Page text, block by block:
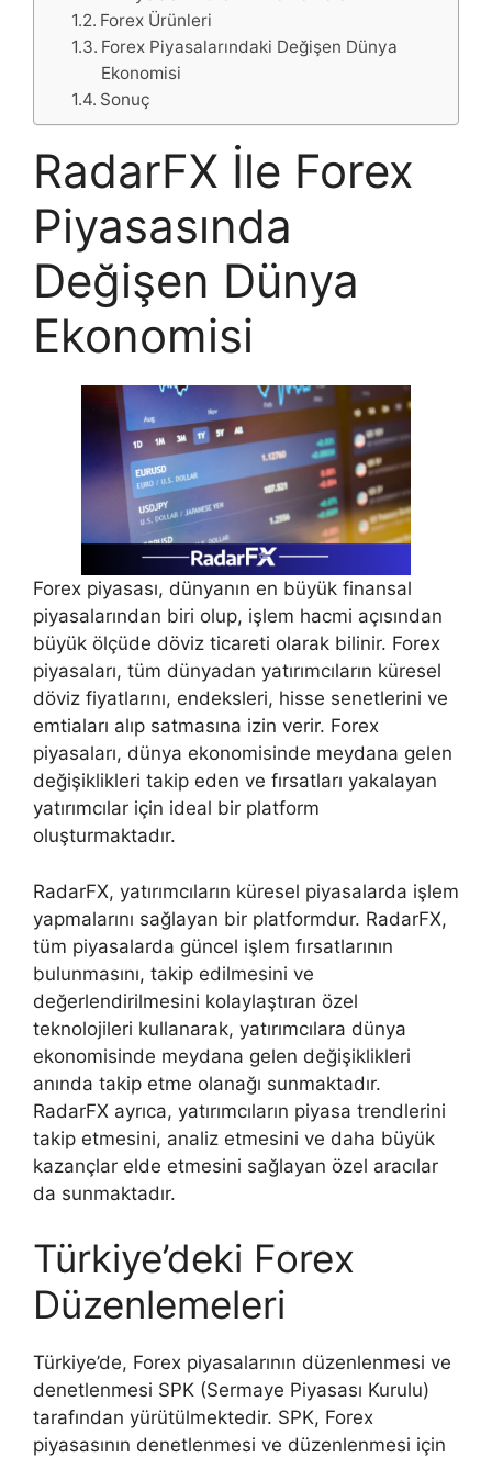
Forex Ürünleri
Forex Piyasalarındaki Değişen Dünya
Ekonomisi
Sonuç
RadarFX İle Forex
Piyasasında
Değişen Dünya
Ekonomisi
Forex piyasası, dünyanın en büyük finansal
piyasalarından biri olup, işlem hacmi açısından
büyük ölçüde döviz ticareti olarak bilinir. Forex
piyasaları, tüm dünyadan yatırımcıların küresel
döviz fiyatlarını, endeksleri, hisse senetlerini ve
emtiaları alıp satmasına izin verir. Forex
piyasaları, dünya ekonomisinde meydana gelen
değişiklikleri takip eden ve fırsatları yakalayan
yatırımcılar için ideal bir platform
oluşturmaktadır.
RadarFX, yatırımcıların küresel piyasalarda işlem
yapmalarını sağlayan bir platformdur. RadarFX,
tüm piyasalarda güncel işlem fırsatlarının
bulunmasını, takip edilmesini ve
değerlendirilmesini kolaylaştıran özel
teknolojileri kullanarak, yatırımcılara dünya
ekonomisinde meydana gelen değişiklikleri
anında takip etme olanağı sunmaktadır.
RadarFX ayrıca, yatırımcıların piyasa trendlerini
takip etmesini, analiz etmesini ve daha büyük
kazançlar elde etmesini sağlayan özel aracılar
da sunmaktadır.
Türkiye’deki Forex
Düzenlemeleri
Türkiye’de, Forex piyasalarının düzenlenmesi ve
denetlenmesi SPK (Sermaye Piyasası Kurulu)
tarafından yürütülmektedir. SPK, Forex
piyasasının denetlenmesi ve düzenlenmesi için